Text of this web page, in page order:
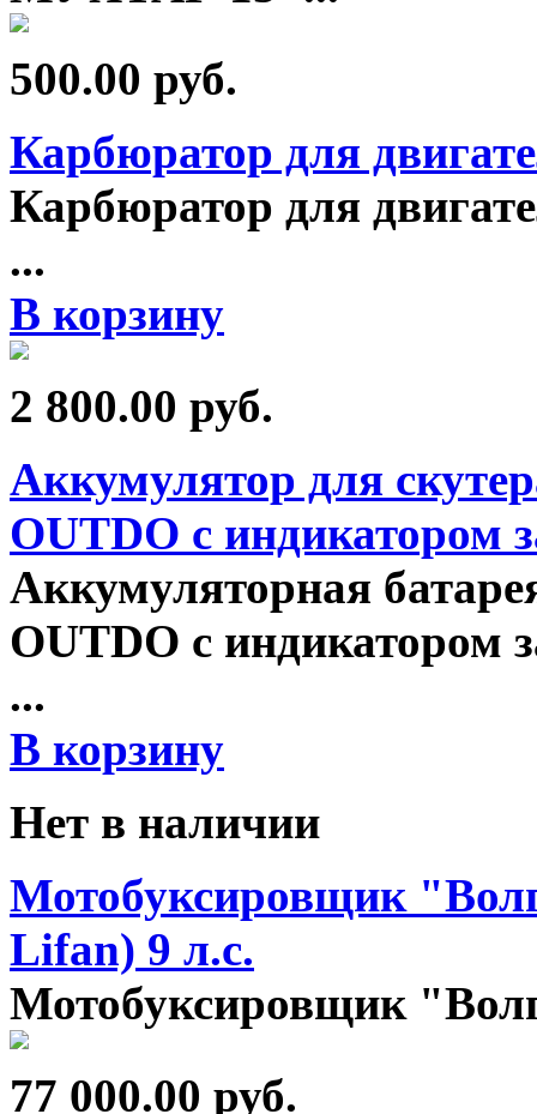
500.00 руб.
Карбюратор для
Карбюратор для
...
В корзину
2 800.00 руб.
Аккумулятор для
OUTDO с индикатором
Аккумуляторная
OUTDO с индикатором
...
В корзину
Нет в наличии
Мотобуксировщик
Lifan) 9 л.с.
Мотобуксировщик
77 000.00 руб.